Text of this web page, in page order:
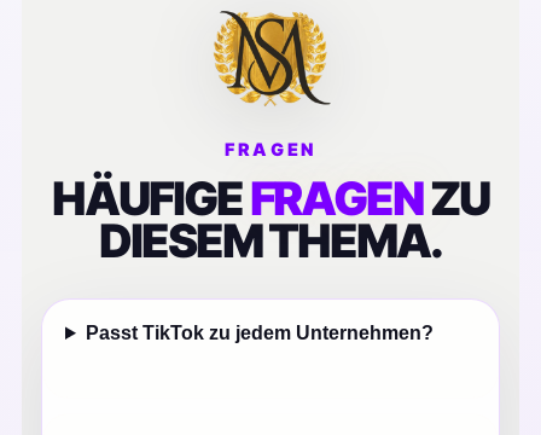
FRAGEN
HÄUFIGEFRAGENZU
DIESEM THEMA.
Passt TikTok zu jedem Unternehmen?